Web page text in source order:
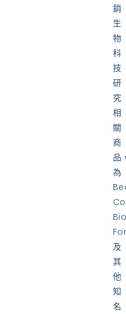
銷
生
物
科
技
研
究
相
關
商
品
為
及
其
他
知
名